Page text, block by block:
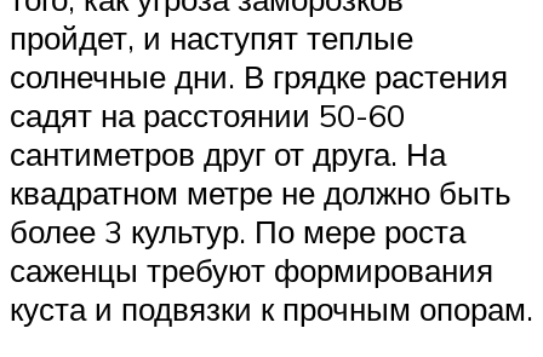
пройдет, и наступят теплые
солнечные дни. В грядке растения
садят на расстоянии 50-60
сантиметров друг от друга. На
квадратном метре не должно быть
более 3 культур. По мере роста
саженцы требуют формирования
куста и подвязки к прочным опорам.